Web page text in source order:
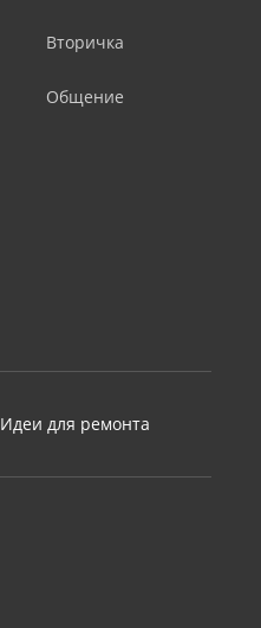
Вторичка
Общение
Идеи для ремонта